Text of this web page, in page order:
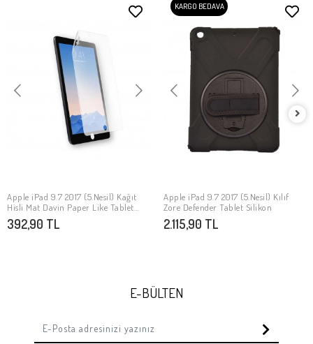
SEPETE EKLE
Apple iPad 9.7 2017 (5.Nesil) Kağıt
Hisli Mat Davin Paper Like Tablet
Ekran Koruyucu
392,90 TL
KARGO BEDAVA
SEPETE EKLE
Apple iPad 9.7 2017 (5.Nesil) Kılıf
Zore Defender Tablet Silikon
2.115,90 TL
E-BÜLTEN